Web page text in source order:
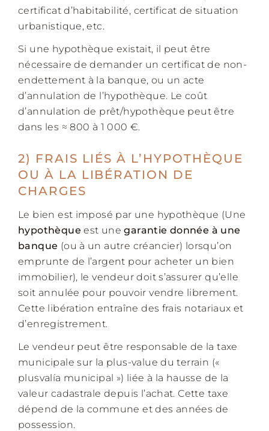
certificat d’habitabilité, certificat de situation
urbanistique, etc.
Si une hypothèque existait, il peut être
nécessaire de demander un certificat de non-
endettement à la banque, ou un acte
d’annulation de l’hypothèque. Le coût
d’annulation de prêt/hypothèque peut être
dans les ≈ 800 à 1 000 €.
2) FRAIS LIÉS À L’HYPOTHÈQUE
OU À LA LIBÉRATION DE
CHARGES
Le bien est imposé par une hypothèque (Une
hypothèque est unegarantie donnée à une
banque (ou à un autre créancier) lorsqu’on
emprunte de l’argent pour acheter un bien
immobilier), le vendeur doit s’assurer qu’elle
soit annulée pour pouvoir vendre librement.
Cette libération entraîne des frais notariaux et
d’enregistrement.
Le vendeur peut être responsable de la taxe
municipale sur la plus-value du terrain («
plusvalía municipal ») liée à la hausse de la
valeur cadastrale depuis l’achat. Cette taxe
dépend de la commune et des années de
possession.